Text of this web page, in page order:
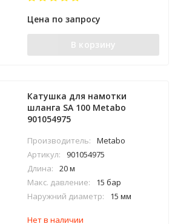
Цена по запросу
В корзину
Катушка для намотки
шланга SA 100 Metabo
901054975
Производитель:
Metabo
Артикул:
901054975
Длина:
20 м
Макс. давление:
15 бар
Наружний диаметр:
15 мм
Нет в наличии